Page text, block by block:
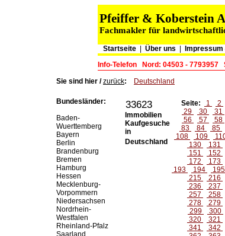
Pfeiffer & Koberstein
Fachmakler für
Startseite| Über uns
Info-Telefon
Nord: 04503 - 7793957
Sie sind hier /zurück: Deutschland
Bundesländer:
Baden-
Wuerttemberg
Bayern
Berlin
Brandenburg
Bremen
Hamburg
Hessen
Mecklenburg-
Vorpommern
Niedersachsen
Nordrhein-
Westfalen
Rheinland-Pfalz
Saarland
33623
Immobilien
Kaufgesuche
in
Deutschland
Seite: 1 2
29
30 31
56
57 58
83
84 85
108
109
130
131
151
152
172
173
193
194 195
215
216
236
237
257
258
278
279
299
300
320
321
341
342